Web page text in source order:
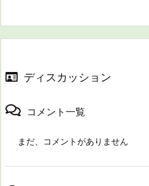
ディスカッション
コメント一覧
まだ、コメントがありません